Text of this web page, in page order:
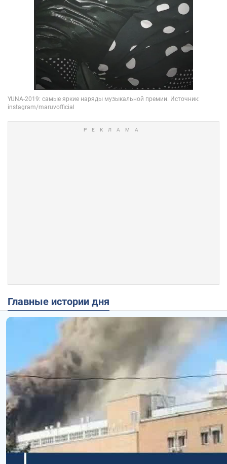
Главные истории дня